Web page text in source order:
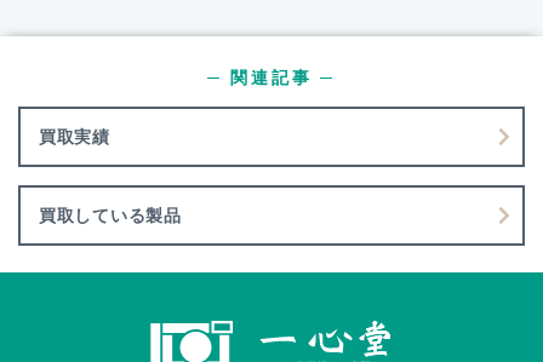
買取実績
─ 関連記事 ─
買取している製品